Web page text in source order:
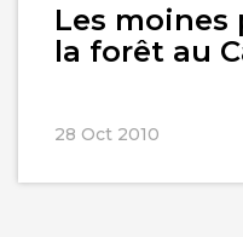
Les
la forêt au
28 Oct 2010